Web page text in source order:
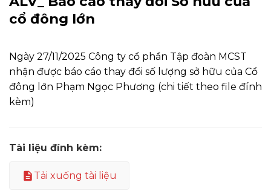
cổ đông lớn
Ngày 27/11/2025 Công ty cổ phần Tập đoàn MCST
nhận được báo cáo thay đổi số lượng sở hữu của Cổ
đông lớn Phạm Ngọc Phương (chi tiết theo file đính
kèm)
Tài liệu đính kèm:
Tải xuống tài liệu